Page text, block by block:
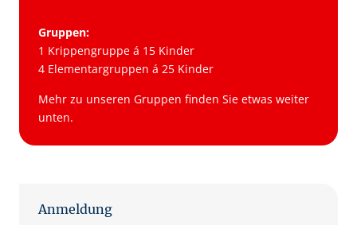
Gruppen:
1 Krippengruppe á 15 Kinder
4 Elementargruppen á 25 Kinder
Mehr zu unseren Gruppen finden Sie etwas weiter
unten.
Anmeldung